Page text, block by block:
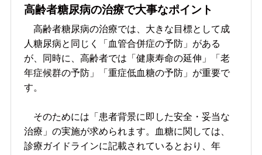
高齢者糖尿病の治療で大事なポイント
高齢者糖尿病の治療では、大きな目標として成
人糖尿病と同じく「血管合併症の予防」がある
が、同時に、高齢者では「健康寿命の延伸」「老
年症候群の予防」「重症低血糖の予防」が重要で
す。
そのためには「患者背景に即した安全・妥当な
治療」の実施が求められます。血糖に関しては、
診療ガイドラインに記載されているとおり、年